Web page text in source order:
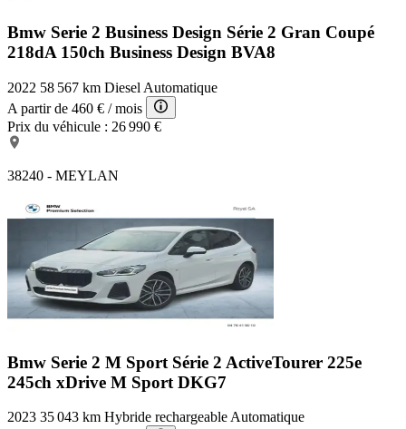
Bmw Serie 2 Business Design Série 2 Gran Coupé
218dA 150ch Business Design BVA8
2022 58 567 km Diesel Automatique
A partir de 460 € / mois
Prix du véhicule : 26 990 €
38240 - MEYLAN
Bmw Serie 2 M Sport Série 2 ActiveTourer 225e
245ch xDrive M Sport DKG7
2023 35 043 km Hybride rechargeable Automatique